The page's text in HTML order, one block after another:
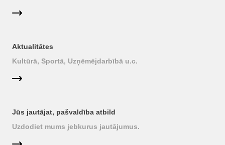
Aktualitātes
Kultūrā, Sportā, Uzņēmējdarbībā u.c.
Jūs jautājat, pašvaldība atbild
Uzdodiet mums jebkurus jautājumus.